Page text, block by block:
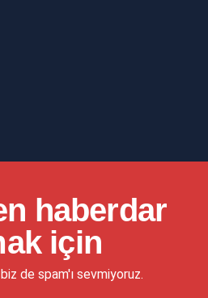
haberdar
için
de spam'ı sevmiyoruz.